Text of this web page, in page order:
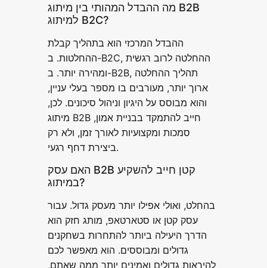
מה ההבדל המהותי בין מיתוג B2B
למיתוג B2C?
ההבדל המרכזי הוא בתהליך קבלת
ההחלטות. ב-B2C, ההחלטה לרוב רגשית
ומהירה יותר. ב-B2B, תהליך ההחלטה
ארוך יותר, מעורבים בו מספר בעלי עניין,
והוא מבוסס על היגיון וניהול סיכונים. לכן,
מיתוג B2B חייב להתמקד בבניית אמון,
סמכות ומקצועיות לאורך זמן, ולא רק
ביצירת דחף רגעי.
האם עסק B2B קטן חייב להשקיע
במיתוג?
בהחלט, ואולי אפילו יותר מעסק גדול. עבור
עסק קטן או סטארטאפ, מותג חזק הוא
הדרך היעילה ביותר להתחרות בשחקנים
גדולים ומבוססים. הוא מאפשר לכם
להיראות גדולים ואמינים יותר ממה שאתם,